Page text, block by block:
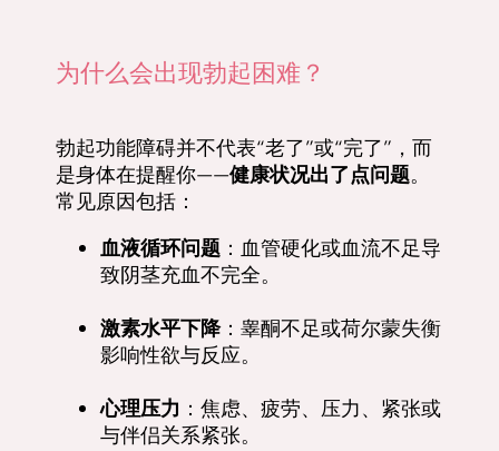
为什么会出现勃起困难？
勃起功能障碍并不代表“老了”或“完了”，而
是身体在提醒你——健康状况出了点问题。
常见原因包括：
血液循环问题 ：血管硬化或血流不足导
致阴茎充血不完全。
激素水平下降：睾酮不足或荷尔蒙失衡
影响性欲与反应。
心理压力 ：焦虑、疲劳、压力、紧张或
与伴侣关系紧张。